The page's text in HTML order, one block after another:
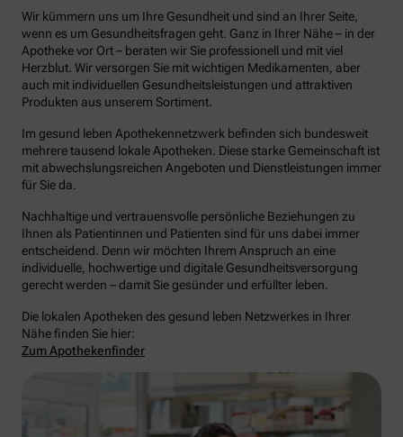
Wir kümmern uns um Ihre Gesundheit und sind an Ihrer Seite,
wenn es um Gesundheitsfragen geht. Ganz in Ihrer Nähe – in der
Apotheke vor Ort – beraten wir Sie professionell und mit viel
Herzblut. Wir versorgen Sie mit wichtigen Medikamenten, aber
auch mit individuellen Gesundheitsleistungen und attraktiven
Produkten aus unserem Sortiment.
Im gesund leben Apothekennetzwerk befinden sich bundesweit
mehrere tausend lokale Apotheken. Diese starke Gemeinschaft ist
mit abwechslungsreichen Angeboten und Dienstleistungen immer
für Sie da.
Nachhaltige und vertrauensvolle persönliche Beziehungen zu
Ihnen als Patientinnen und Patienten sind für uns dabei immer
entscheidend. Denn wir möchten Ihrem Anspruch an eine
individuelle, hochwertige und digitale Gesundheitsversorgung
gerecht werden – damit Sie gesünder und erfüllter leben.
Die lokalen Apotheken des gesund leben Netzwerkes in Ihrer
Nähe finden Sie hier:
Zum Apothekenfinder